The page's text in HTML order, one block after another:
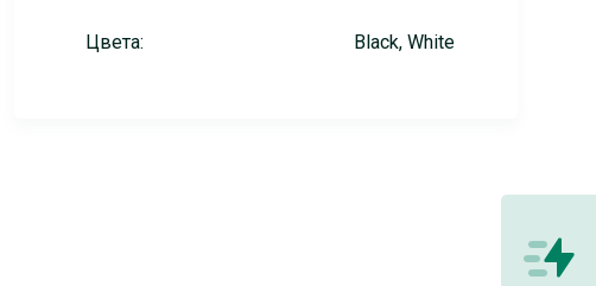
Цвета: Black, White